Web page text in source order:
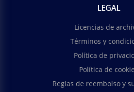
LEGAL
Licencias de
Términos y
Política de
Política de
Reglas de reembolso y